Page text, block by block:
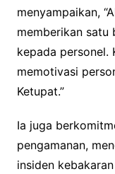
menyampaikan,
memberikan satu
kepada personel.
memotivasi
Ketupat.”
Ia juga
pengamanan,
insiden